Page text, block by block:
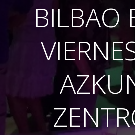
BILBAO